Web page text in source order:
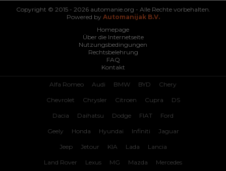
Copyright © 2015 - 2026 automanie.org - Alle Rechte vorbehalten.
Powered by Automanijak B.V.
Homepage
Über die Internetseite
Nutzungsbedingungen
Rechtsbelehrung
FAQ
Kontakt
Alfa Romeo Audi BMW BYD Chery
Chevrolet Chrysler Citroen Cupra DS
Dacia Daihatsu Dodge FIAT Ford
Geely Honda Hyundai Infiniti Jaguar
Jeep Jetour KIA Lada Lancia
Land Rover Lexus MG Mazda Mercedes